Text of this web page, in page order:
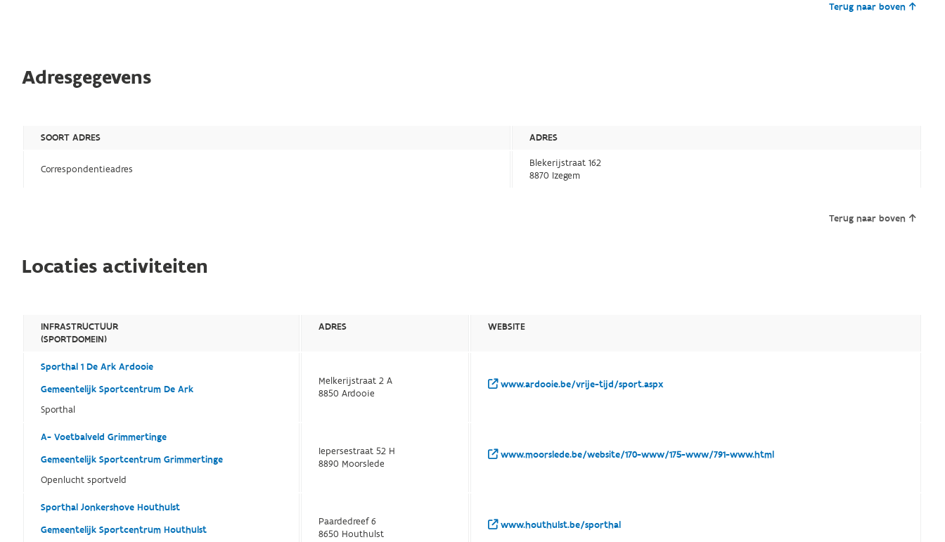
Terug naar boven
Adresgegevens
SOORT ADRES ADRES
Correspondentieadres
Blekerijstraat 162
8870 Izegem
Terug naar boven
Locaties activiteiten
INFRASTRUCTUUR
(SPORTDOMEIN)
ADRES WEBSITE
Sporthal 1 De Ark Ardooie
Gemeentelijk Sportcentrum De Ark
Sporthal
Melkerijstraat 2 A
8850 Ardooie
www.ardooie.be/vrije-tijd/sport.aspx
A- Voetbalveld Grimmertinge
Gemeentelijk Sportcentrum Grimmertinge
Openlucht sportveld
Iepersestraat 52 H
8890 Moorslede
www.moorslede.be/website/170-www/175-www/791-www.html
Sporthal Jonkershove Houthulst
Gemeentelijk Sportcentrum Houthulst
Paardedreef 6
8650 Houthulst
www.houthulst.be/sporthal